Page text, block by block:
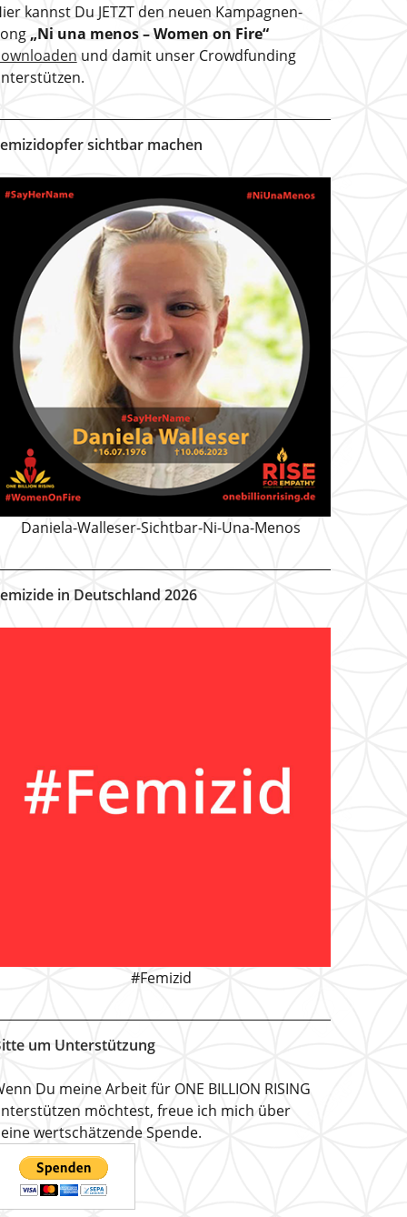
kannst Du JETZT den neuen Kampagnen-
„Ni una menos – Women on Fire“
und damit unser Crowdfunding
sichtbar machen
Daniela-Walleser-Sichtbar-Ni-Una-Menos
in Deutschland 2026
#Femizid
um Unterstützung
Du meine Arbeit für ONE BILLION RISING
möchtest, freue ich mich über
wertschätzende Spende.